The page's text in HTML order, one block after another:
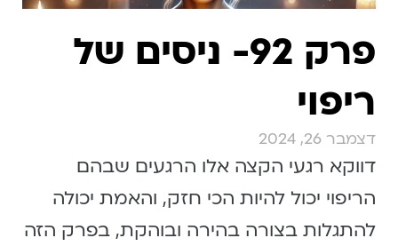
פרק 92- ניסים של
ריפוי
דצמבר 26, 2024
דווקא רגעי הקצה אלו הרגעים שבהם
הריפוי יכול להיות הכי חזק, והאמת יכולה
להתגלות בצורה בהירה ובוהקת, בפרק הזה